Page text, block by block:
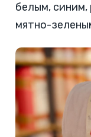
белым,
мятно-